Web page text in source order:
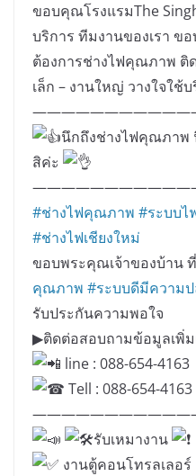
ขอบคุณโรงแรมThe
บริการ ทีมงานของเรา ข
ต้องการช่างไฟคุณภาพ ติ
เล็ก – งานใหญ่ วางใจใช้
นึกถึงช่างไฟคุณภาพ
สิค่ะ
#ช่างไฟคุณภาพ #ระบบไ
#ช่างไฟเชียงใหม่
ขอบพระคุณเจ้าของบ้าน
คุณภาพ #ระบบดีมีความ
รับประกันความพอใจ
▶︎ติดต่อสอบถามข้อมูลเพิ่ม
line : 088-654-4163
Tell : 088-654-
รับเหมางาน
งานตู้คอนโทรลเลอร์